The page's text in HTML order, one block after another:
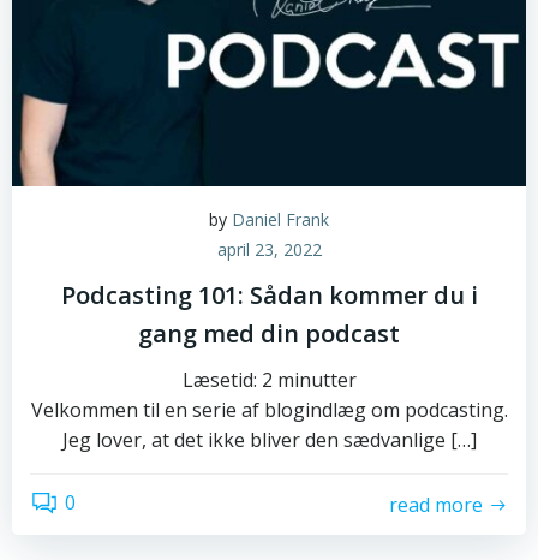
by Daniel Frank
april 23, 2022
Podcasting 101: Sådan kommer du i
gang med din podcast
Læsetid: 2 minutter
Velkommen til en serie af blogindlæg om podcasting.
Jeg lover, at det ikke bliver den sædvanlige […]
0 read more